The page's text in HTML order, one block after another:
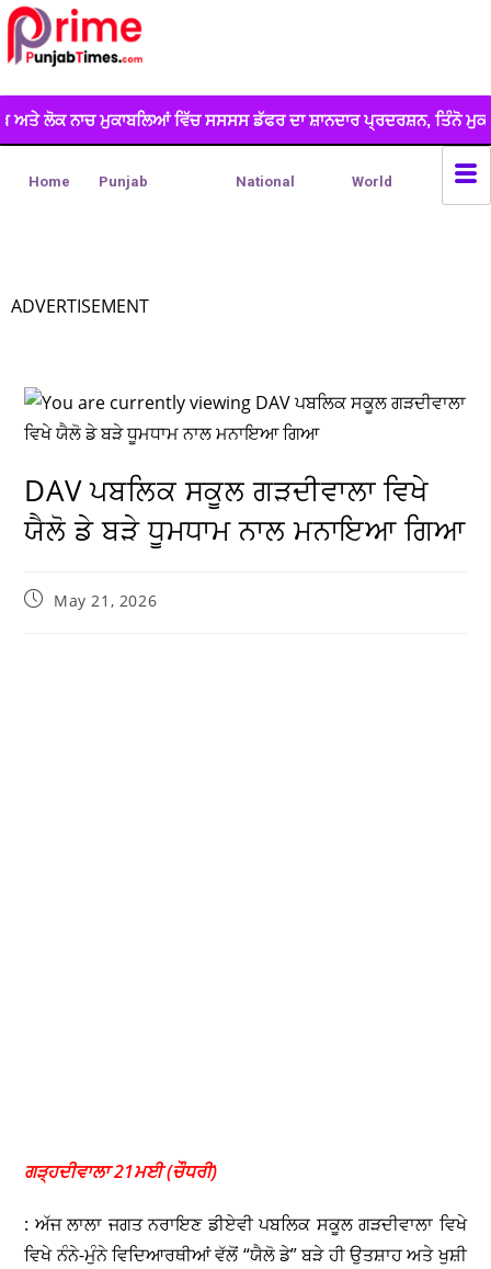
ਵਿੱਚ ਸਸਸਸ ਡੱਫਰ ਦਾ ਸ਼ਾਨਦਾਰ ਪ੍ਰਦਰਸ਼ਨ, ਤਿੰਨੋ ਮੁਕਾਬਲਿਆਂ ...
Home Punjab National World
ADVERTISEMENT
DAV ਪਬਲਿਕ ਸਕੂਲ ਗੜਦੀਵਾਲਾ ਵਿਖੇ
ਯੈਲੋ ਡੇ ਬੜੇ ਧੂਮਧਾਮ ਨਾਲ ਮਨਾਇਆ ਗਿਆ
May 21, 2026
ਗੜ੍ਹਦੀਵਾਲਾ 21ਮਈ (ਚੌਧਰੀ)
: ਅੱਜ ਲਾਲਾ ਜਗਤ ਨਰਾਇਣ ਡੀਏਵੀ ਪਬਲਿਕ ਸਕੂਲ ਗੜਦੀਵਾਲਾ ਵਿਖੇ
ਵਿਖੇ ਨੰਨੇ-ਮੁੰਨੇ ਵਿਦਿਆਰਥੀਆਂ ਵੱਲੋਂ “ਯੈਲੋ ਡੇ” ਬੜੇ ਹੀ ਉਤਸ਼ਾਹ ਅਤੇ ਖੁਸ਼ੀ